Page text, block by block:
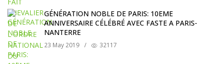
GÉNÉRATION NOBLE DE PARIS: 10EME
ANNIVERSAIRE CÉLÉBRÉ AVEC FASTE A PARIS-
NANTERRE
23 May 2019 / 32117